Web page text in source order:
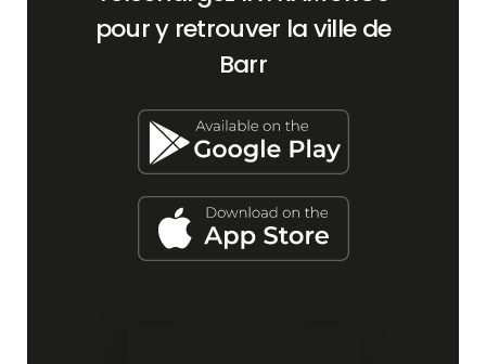
pour y retrouver la ville de
Barr